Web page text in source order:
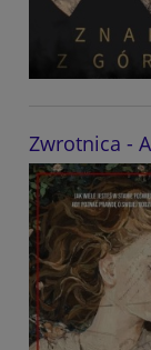
Zwrotnica -